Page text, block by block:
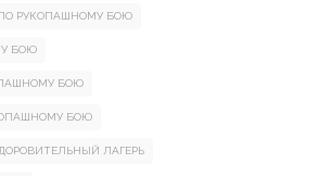
РУКОПАШНОМУ БОЮ
БОЮ
БОЮ
БОЮ
ЛАГЕРЬ